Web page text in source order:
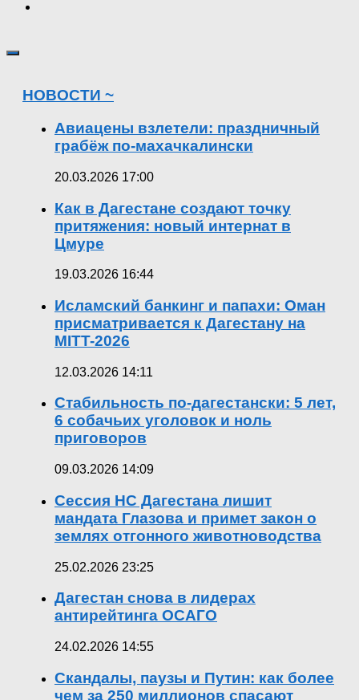
НОВОСТИ ~
Авиацены взлетели: праздничный
грабёж по-махачкалински
20.03.2026 17:00
Как в Дагестане создают точку
притяжения: новый интернат в
Цмуре
19.03.2026 16:44
Исламский банкинг и папахи: Оман
присматривается к Дагестану на
MITT-2026
12.03.2026 14:11
Стабильность по-дагестански: 5 лет,
6 собачьих уголовок и ноль
приговоров
09.03.2026 14:09
Сессия НС Дагестана лишит
мандата Глазова и примет закон о
землях отгонного животноводства
25.02.2026 23:25
Дагестан снова в лидерах
антирейтинга ОСАГО
24.02.2026 14:55
Скандалы, паузы и Путин: как более
чем за 250 миллионов спасают